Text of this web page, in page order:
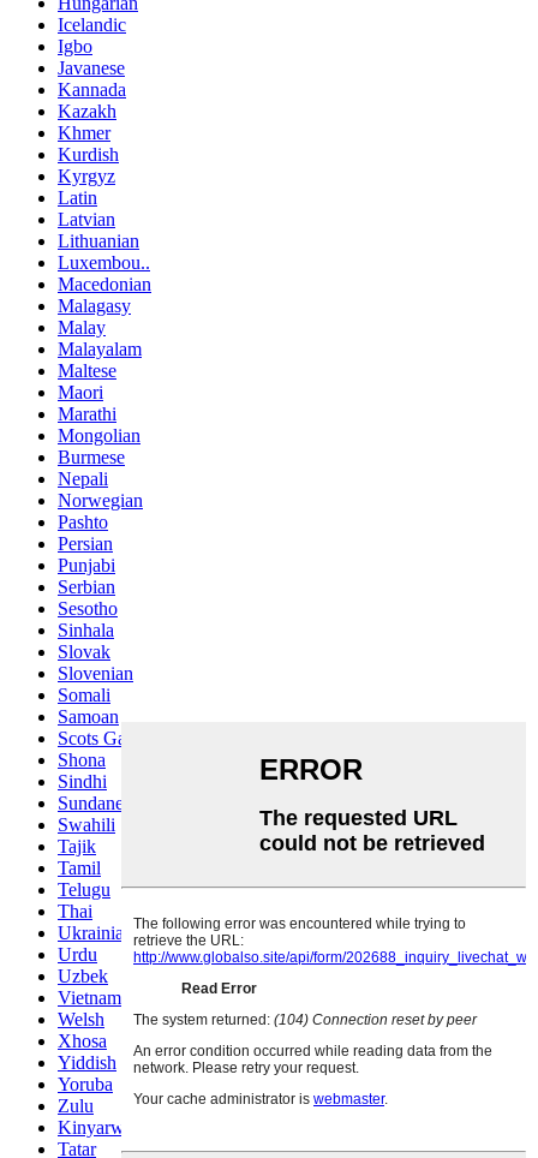
Icelandic
Igbo
Javanese
Kannada
Kazakh
Khmer
Kurdish
Kyrgyz
Latin
Latvian
Lithuanian
Luxembou..
Macedonian
Malagasy
Malay
Malayalam
Maltese
Maori
Marathi
Mongolian
Burmese
Nepali
Norwegian
Pashto
Persian
Punjabi
Serbian
Sesotho
Sinhala
Slovak
Slovenian
Somali
Samoan
Scots Gaelic
Shona
Sindhi
Sundanese
Swahili
Tajik
Tamil
Telugu
Thai
Ukrainian
Urdu
Uzbek
Vietnamese
Welsh
Xhosa
Yiddish
Yoruba
Zulu
Kinyarwanda
Tatar